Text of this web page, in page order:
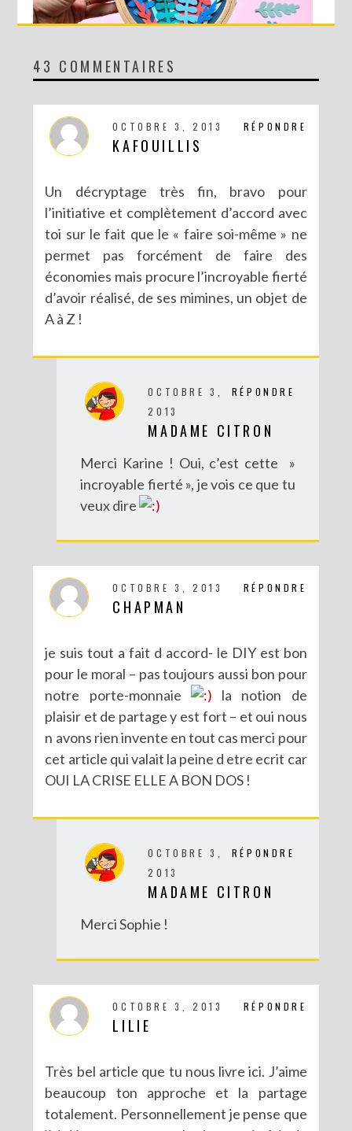
DIY MA FORÊT DE PAPIER
DIY SAINT VALENTIN : UNE CARTE POP-UP QUI BRISE LA GLACE !
DIY CRÉE TON BULLET JOURNAL (AVEC SCAN N CUT)
RECETTES ET CRÉATIONS POUR DES FÊTES RÉUSSIES – CONCOURS
43 COMMENTAIRES
RÉPONDRE
OCTOBRE 3, 2013
KAFOUILLIS
Un décryptage très fin, bravo pour
l’initiative et complètement d’accord avec
toi sur le fait que le « faire soi-même » ne
permet pas forcément de faire des
économies mais procure l’incroyable fierté
d’avoir réalisé, de ses mimines, un objet de
A à Z !
RÉPONDRE
OCTOBRE 3,
2013
MADAME CITRON
Merci Karine ! Oui, c’est cette »
incroyable fierté », je vois ce que tu
veux dire
RÉPONDRE
OCTOBRE 3, 2013
CHAPMAN
je suis tout a fait d accord- le DIY est bon
pour le moral – pas toujours aussi bon pour
notre porte-monnaie
la notion de
plaisir et de partage y est fort – et oui nous
n avons rien invente en tout cas merci pour
cet article qui valait la peine d etre ecrit car
OUI LA CRISE ELLE A BON DOS !
RÉPONDRE
OCTOBRE 3,
2013
MADAME CITRON
Merci Sophie !
RÉPONDRE
OCTOBRE 3, 2013
LILIE
Très bel article que tu nous livre ici. J’aime
beaucoup ton approche et la partage
totalement. Personnellement je pense que